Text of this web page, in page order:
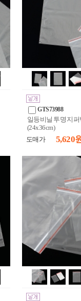
GTS73988
일등비닐 투명 지퍼
(24x36cm)
도매가
5,620